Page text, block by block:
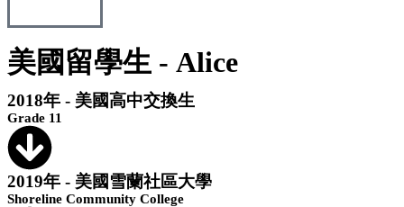
美國留學生 - Alice
2018年 - 美國高中交換生
Grade 11
2019年 - 美國雪蘭社區大學
Shoreline Community College